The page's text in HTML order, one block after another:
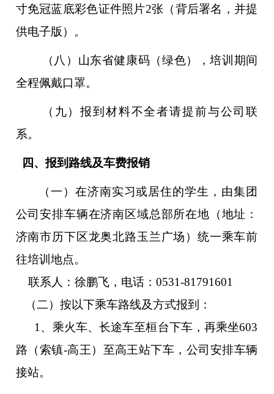
寸免冠蓝底彩色证件照片2张（背后署名，并提
供电子版）。
（八） 山东省健康码（绿色），培训期间
全程佩戴口罩。
（ 九）报到材料不全者请提前与公司联
系。
四、报到路线及车费报销
（一）在济南实习或居住的学生，由集团
公司安排车辆在济南区域总部所在地（地址：
济南市历下区龙奥北路玉兰广场）统一乘车前
往培训地点。
联系人： 徐鹏飞，电话：0531-81791601
（二）按以下乘车路线及方式报到：
1、 乘火车、长途车至桓台下车，再乘坐603
路（索镇-高王）至高王站下车，公司安排车辆
接站。